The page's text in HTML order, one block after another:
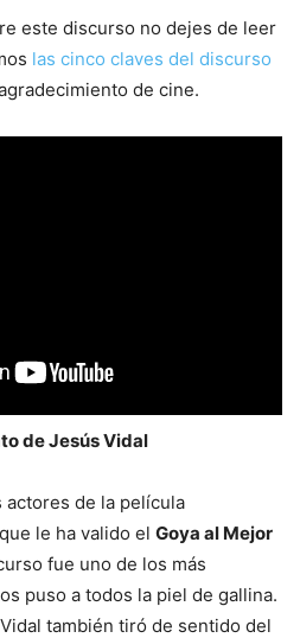
este discurso no dejes de leer
las cinco claves del discurso
de cine.
de Jesús Vidal
actores de la película
le ha valido el Goya al Mejor
fue uno de los más
puso a todos la piel de gallina.
también tiró de sentido del